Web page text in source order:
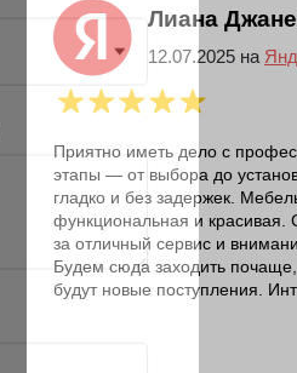
Лиана
Приятно иметь дело с
этапы — от выбора до
гладко и без задержек.
функциональная и красивая.
за отличный сервис и
Будем сюда заходить почаще,
будут новые поступления.
12.07.2025 на